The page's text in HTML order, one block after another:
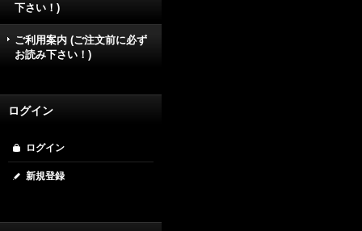
下さい！)
ご利用案内 (ご注文前に必ず
お読み下さい！)
ログイン
ログイン
新規登録